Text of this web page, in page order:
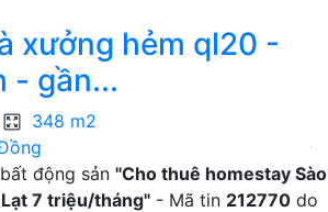
xưởng hẻm ql20 -
- gần...
348 m2
động sản "Cho thuê homestay Sào
7 triệu/tháng" - Mã tin 212770 do